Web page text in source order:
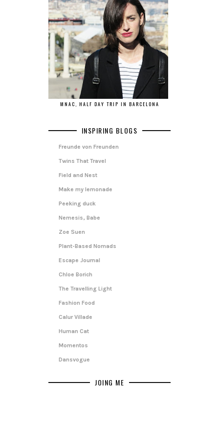
MNAC, HALF DAY TRIP IN BARCELONA
INSPIRING BLOGS
Freunde von Freunden
Twins That Travel
Field and Nest
Make my lemonade
Peeking duck
Nemesis, Babe
Zoe Suen
Plant-Based Nomads
Escape Journal
Chloe Borich
The Travelling Light
Fashion Food
Calur Villade
Human Cat
Momentos
Dansvogue
JOING ME